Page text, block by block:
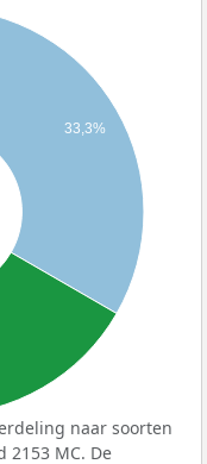
33,3%
naar soorten
2153 MC. De